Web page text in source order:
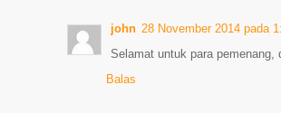
john 28 November 2014 pada
Selamat untuk para pemenang,
Balas